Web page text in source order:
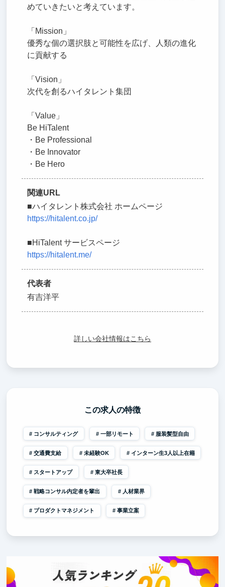
めていきたいと考えています。
「Mission」
優秀な個の選択肢と可能性を広げ、人類の進化
に貢献する
「Vision」
次代を創るハイタレント集団
「Value」
Be HiTalent
・Be Professional
・Be Innovator
・Be Hero
関連URL
■ハイタレント株式会社 ホームページ
https://hitalent.co.jp/
■HiTalent サービスページ
https://hitalent.me/
代表者
有吉洋平
詳しい会社情報はこちら
この求人の特徴
コンサルティング 一部リモート 服装髪型自由
交通費支給 未経験OK インターン生3人以上在籍
スタートアップ 東大卒社長
戦略コンサル内定者を輩出 人材業界
プロダクトマネジメント 事業立案